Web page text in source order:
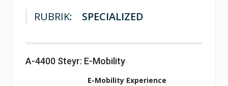
RUBRIK: SPECIALIZED
A-4400 Steyr: E-Mobility
E-Mobility Experience